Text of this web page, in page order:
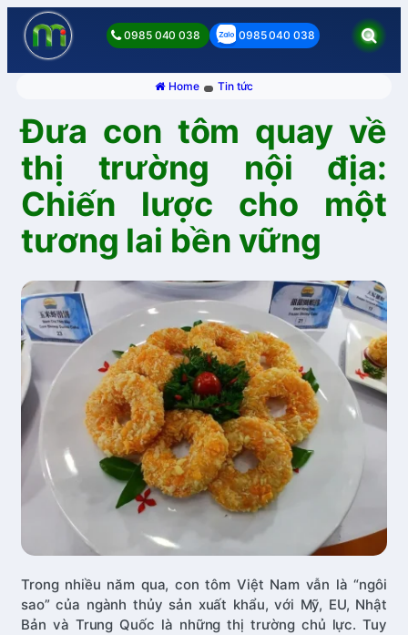
0985 040 038 0985 040 038
Home Tin tức
Đưa con tôm quay về
thị trường nội địa:
Chiến lược cho một
tương lai bền vững
Trong nhiều năm qua, con tôm Việt Nam vẫn là “ngôi
sao” của ngành thủy sản xuất khẩu, với Mỹ, EU, Nhật
Bản và Trung Quốc là những thị trường chủ lực. Tuy